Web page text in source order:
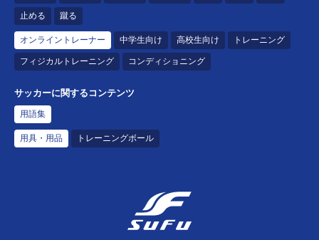
止める 蹴る
オンライントレーナー 中学生向け 高校生向け トレーニング
フィジカルトレーニング コンディショニング
サッカーに関するコンテンツ
用語集
用具・用品 トレーニングボール